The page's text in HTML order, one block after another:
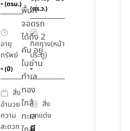
-(ตรม.) (ตร.ว.)
อายุ
ทรัพย์
-(ปี)
ทิศทาง(หน้า
ประตู)
-
สิ่ง
อำนวย
ความ
สะดวก
สิ่ง
ตกแต่ง
พื้นที่
จอดรถ
ได้ถึง 2
คัน อยู่
ในย่าน
ทำเล
ทอง
ใกล้
ทะเล